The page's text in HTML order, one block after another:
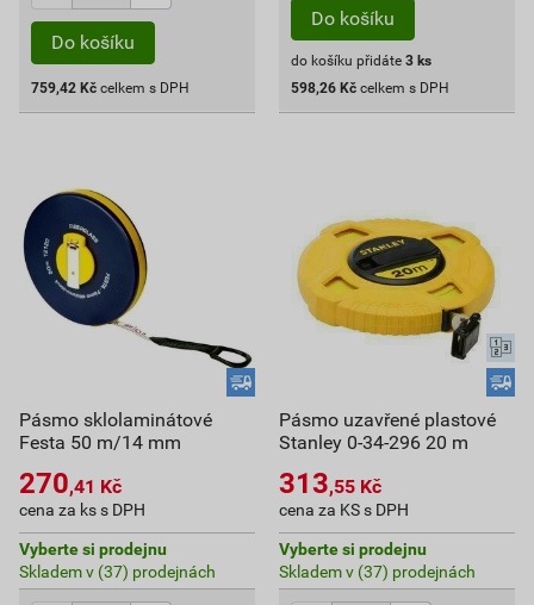
Do košíku
759,42 Kč celkem s DPH
Do košíku
do košíku přidáte 3 ks
598,26 Kč celkem s DPH
Pásmo sklolaminátové
Festa 50 m/14 mm
270,41 Kč
cena za ks s DPH
Vyberte si prodejnu
Skladem v (37) prodejnách
Pásmo uzavřené plastové
Stanley 0-34-296 20 m
313,55 Kč
cena za KS s DPH
Vyberte si prodejnu
Skladem v (37) prodejnách